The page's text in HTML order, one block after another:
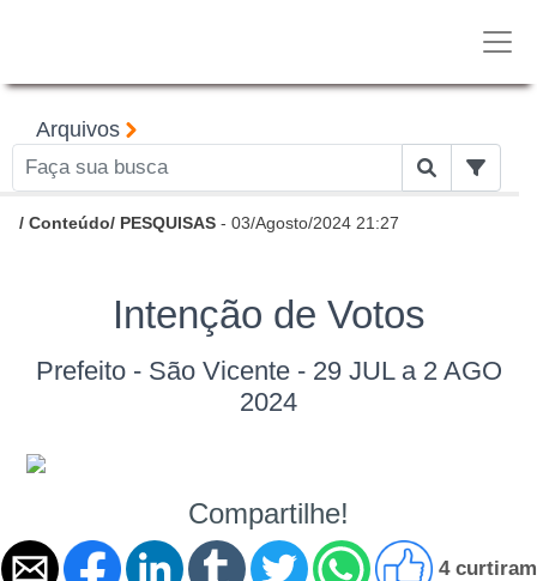
Arquivos
/ Conteúdo/ PESQUISAS - 03/Agosto/2024 21:27
Intenção de Votos
Prefeito - São Vicente - 29 JUL a 2 AGO
2024
Compartilhe!
4 curtiram